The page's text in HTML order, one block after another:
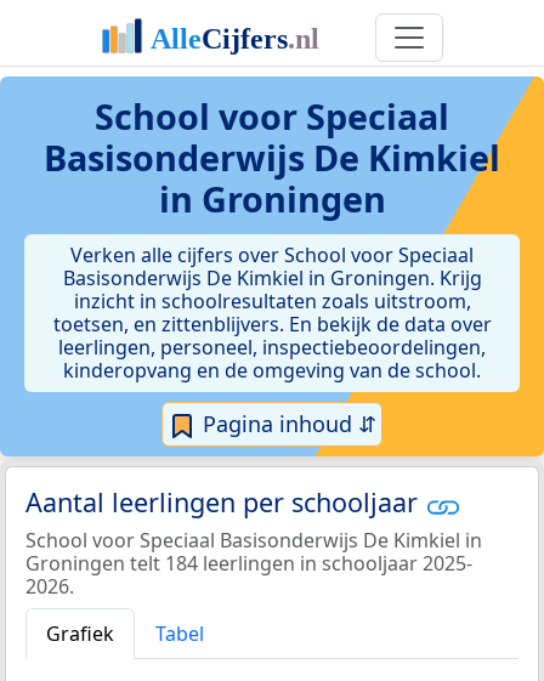
School voor Speciaal
Basisonderwijs De Kimkiel
in Groningen
Verken alle cijfers over School voor Speciaal
Basisonderwijs De Kimkiel in Groningen. Krijg
inzicht in schoolresultaten zoals uitstroom,
toetsen, en zittenblijvers. En bekijk de data over
leerlingen, personeel, inspectiebeoordelingen,
kinderopvang en de omgeving van de school.
Pagina inhoud ⇵
Aantal leerlingen per schooljaar
School voor Speciaal Basisonderwijs De Kimkiel in
Groningen telt 184 leerlingen in schooljaar 2025-
2026.
Grafiek
Tabel